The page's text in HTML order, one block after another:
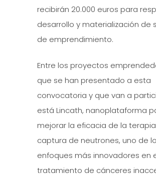
recibirán 20.000 euros para
desarrollo y materialización de
de emprendimiento.
Entre los proyectos
que se han presentado a esta
convocatoria y que van a
está Lincath, nanoplataforma
mejorar la eficacia de la
captura de neutrones, uno de
enfoques más innovadores en
tratamiento de cánceres